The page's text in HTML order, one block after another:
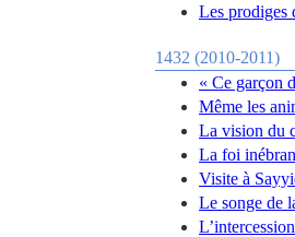
Les prodiges
1432 (2010-2011)
« Ce garçon
Même les
La vision du
La foi
Visite à
Le songe de